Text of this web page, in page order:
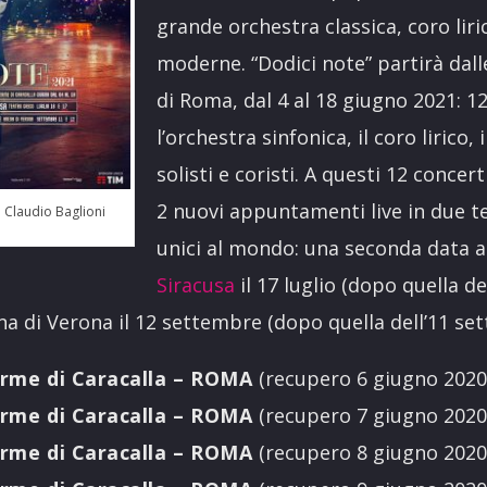
Baglioni
grande orchestra classica, coro
moderne. “Dodici note” partirà
di Roma, dal 4 al 18 giugno 2021:
l’orchestra sinfonica, il coro lirico,
solisti e coristi. A questi 12
2 nuovi appuntamenti live in due
unici al mondo: una seconda data
Siracusa il 17 luglio (dopo quella
di Verona il 12 settembre (dopo quella dell’11
di Caracalla – ROMA (recupero 6 giugno
di Caracalla – ROMA (recupero 7 giugno
di Caracalla – ROMA (recupero 8 giugno